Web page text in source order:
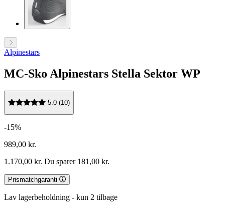
Alpinestars
MC-Sko Alpinestars Stella Sektor WP
5.0 (10)
-15%
989,00 kr.
1.170,00 kr. Du sparer 181,00 kr.
Prismatchgaranti
Lav lagerbeholdning - kun 2 tilbage